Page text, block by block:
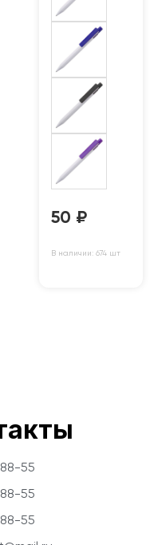
50 ₽
В наличии: 674 шт
55
55
55